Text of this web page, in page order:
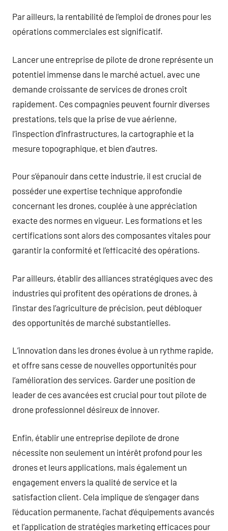
Par ailleurs, la rentabilité de l’emploi de drones pour les
opérations commerciales est significatif.
Lancer une entreprise de pilote de drone représente un
potentiel immense dans le marché actuel, avec une
demande croissante de services de drones croît
rapidement. Ces compagnies peuvent fournir diverses
prestations, tels que la prise de vue aérienne,
l’inspection d’infrastructures, la cartographie et la
mesure topographique, et bien d’autres.
Pour s’épanouir dans cette industrie, il est crucial de
posséder une expertise technique approfondie
concernant les drones, couplée à une appréciation
exacte des normes en vigueur. Les formations et les
certifications sont alors des composantes vitales pour
garantir la conformité et l’efficacité des opérations.
Par ailleurs, établir des alliances stratégiques avec des
industries qui profitent des opérations de drones, à
l’instar des l’agriculture de précision, peut débloquer
des opportunités de marché substantielles.
L’innovation dans les drones évolue à un rythme rapide,
et offre sans cesse de nouvelles opportunités pour
l’amélioration des services. Garder une position de
leader de ces avancées est crucial pour tout pilote de
drone professionnel désireux de innover.
Enfin, établir une entreprise depilote de drone
nécessite non seulement un intérêt profond pour les
drones et leurs applications, mais également un
engagement envers la qualité de service et la
satisfaction client. Cela implique de s’engager dans
l’éducation permanente, l’achat d’équipements avancés
et l’application de stratégies marketing efficaces pour